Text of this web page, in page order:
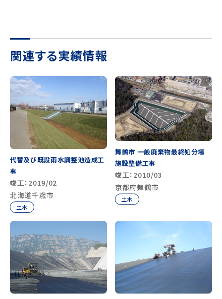
関連する実績情報
代替及び既設雨水調整池造成工
事
竣工：2019/02
北海道千歳市
土木
舞鶴市 一般廃棄物最終処分場
施設整備工事
竣工：2010/03
京都府舞鶴市
土木